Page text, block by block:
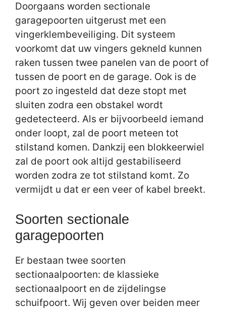
Doorgaans worden sectionale
garagepoorten uitgerust met een
vingerklembeveiliging. Dit systeem
voorkomt dat uw vingers gekneld kunnen
raken tussen twee panelen van de poort of
tussen de poort en de garage. Ook is de
poort zo ingesteld dat deze stopt met
sluiten zodra een obstakel wordt
gedetecteerd. Als er bijvoorbeeld iemand
onder loopt, zal de poort meteen tot
stilstand komen. Dankzij een blokkeerwiel
zal de poort ook altijd gestabiliseerd
worden zodra ze tot stilstand komt. Zo
vermijdt u dat er een veer of kabel breekt.
Soorten sectionale
garagepoorten
Er bestaan twee soorten
sectionaalpoorten: de klassieke
sectionaalpoort en de zijdelingse
schuifpoort. Wij geven over beiden meer